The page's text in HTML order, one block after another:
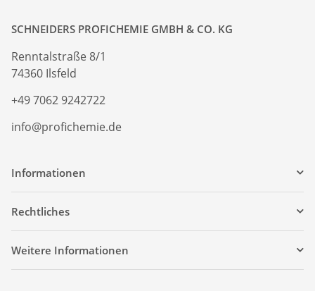
SCHNEIDERS PROFICHEMIE GMBH & CO. KG
Renntalstraße 8/1
74360 Ilsfeld
+49 7062 9242722
info@profichemie.de
Informationen
Rechtliches
Weitere Informationen